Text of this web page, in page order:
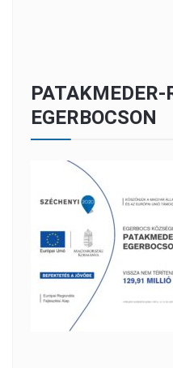
PATAKMEDER-
EGERBOCSON